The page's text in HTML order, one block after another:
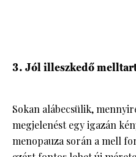
3. Jól illeszkedő
Sokan alábecsülik,
megjelenést egy igazán
menopauza során a mell